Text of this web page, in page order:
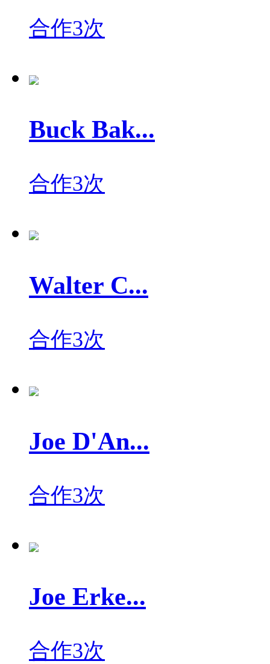
合作3次
Buck Bak...
合作3次
Walter C...
合作3次
Joe D'An...
合作3次
Joe Erke...
合作3次